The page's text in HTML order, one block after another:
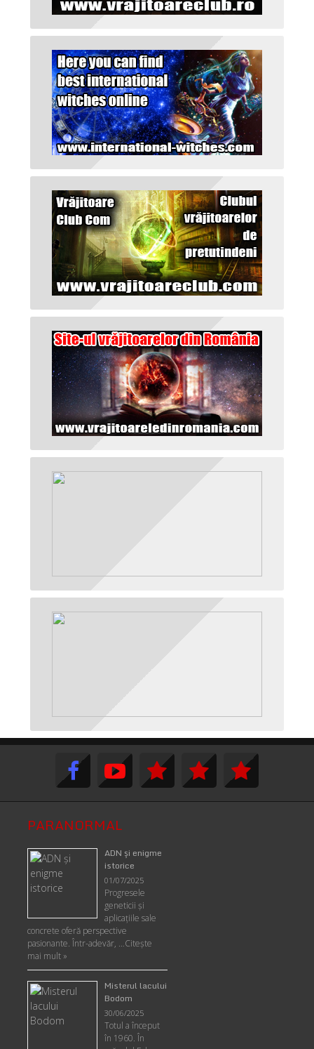
PARANORMAL
ADN şi enigme
istorice
01/07/2025
Progresele
geneticii şi
aplicaţiile sale
concrete oferă perspective
pasionante. Într-adevăr, …Citește
mai mult »
Misterul lacului
Bodom
30/06/2025
Totul a început
în 1960. În